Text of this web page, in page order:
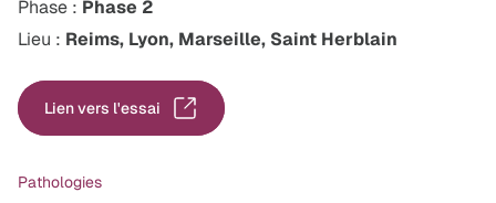
Phase : Phase 2
Lieu : Reims, Lyon, Marseille, Saint Herblain
Lien vers l'essai
Pathologies